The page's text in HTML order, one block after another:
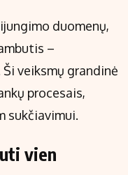
duomenų,
–
veiksmų grandinė
procesais,
sukčiavimui.
vien